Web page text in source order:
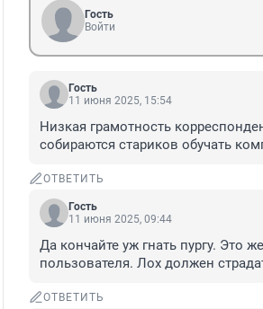
Гость
Войти
Гость
11 июня 2025, 15:54
Низкая грамотность
собираются стариков обучать
ОТВЕТИТЬ
Гость
11 июня 2025, 09:44
Да кончайте уж гнать пургу. Это
пользователя. Лох должен
ОТВЕТИТЬ